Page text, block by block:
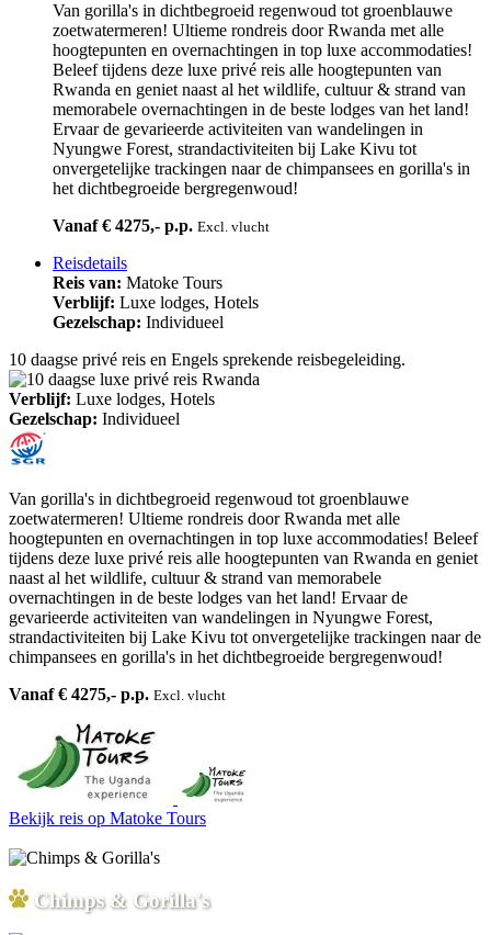
Van gorilla's in dichtbegroeid regenwoud tot groenblauwe
zoetwatermeren! Ultieme rondreis door Rwanda met alle
hoogtepunten en overnachtingen in top luxe accommodaties!
Beleef tijdens deze luxe privé reis alle hoogtepunten van
Rwanda en geniet naast al het wildlife, cultuur & strand van
memorabele overnachtingen in de beste lodges van het land!
Ervaar de gevarieerde activiteiten van wandelingen in
Nyungwe Forest, strandactiviteiten bij Lake Kivu tot
onvergetelijke trackingen naar de chimpansees en gorilla's in
het dichtbegroeide bergregenwoud!
Vanaf € 4275,- p.p. Excl. vlucht
Reisdetails
Reis van: Matoke Tours
Verblijf: Luxe lodges, Hotels
Gezelschap: Individueel
10 daagse privé reis en Engels sprekende reisbegeleiding.
Verblijf: Luxe lodges, Hotels
Gezelschap: Individueel
Van gorilla's in dichtbegroeid regenwoud tot groenblauwe
zoetwatermeren! Ultieme rondreis door Rwanda met alle
hoogtepunten en overnachtingen in top luxe accommodaties! Beleef
tijdens deze luxe privé reis alle hoogtepunten van Rwanda en geniet
naast al het wildlife, cultuur & strand van memorabele
overnachtingen in de beste lodges van het land! Ervaar de
gevarieerde activiteiten van wandelingen in Nyungwe Forest,
strandactiviteiten bij Lake Kivu tot onvergetelijke trackingen naar de
chimpansees en gorilla's in het dichtbegroeide bergregenwoud!
Vanaf € 4275,- p.p. Excl. vlucht
Bekijk reis op Matoke Tours
Chimps & Gorilla's